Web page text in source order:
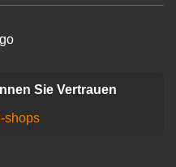
Sie Vertrauen